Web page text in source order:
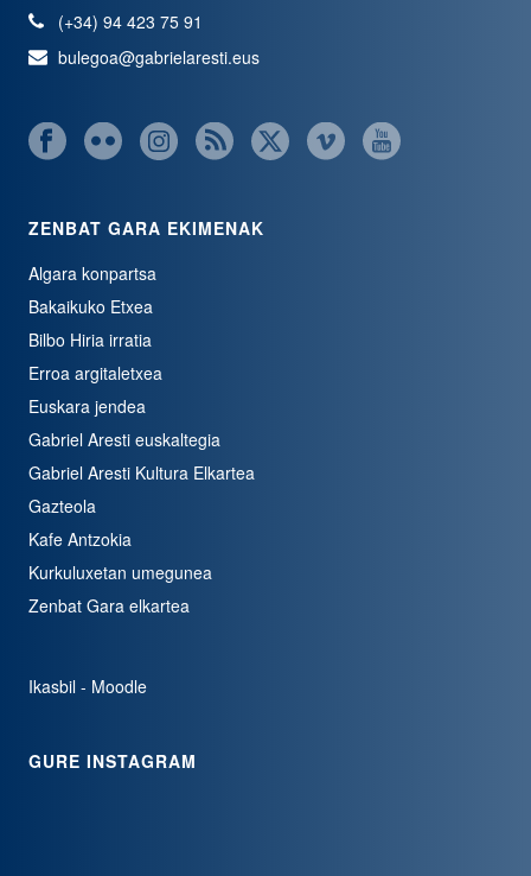
(+34) 94 423 75 91
bulegoa@gabrielaresti.eus
ZENBAT GARA EKIMENAK
Algara konpartsa
Bakaikuko Etxea
Bilbo Hiria irratia
Erroa argitaletxea
Euskara jendea
Gabriel Aresti euskaltegia
Gabriel Aresti Kultura Elkartea
Gazteola
Kafe Antzokia
Kurkuluxetan umegunea
Zenbat Gara elkartea
Ikasbil - Moodle
GURE INSTAGRAM